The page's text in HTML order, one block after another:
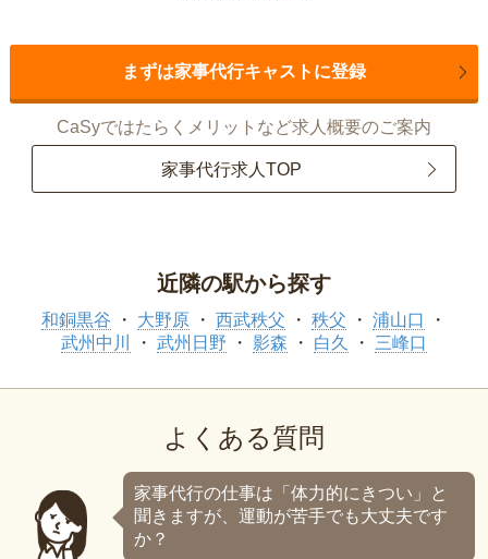
まずは家事代行キャストに登録
CaSyではたらくメリットなど求人概要のご案内
家事代行求人TOP
近隣の駅から探す
和銅黒谷 大野原 西武秩父 秩父
浦山口
武州中川
武州日野 影森 白久 三峰口
よくある質問
家事代行の仕事は「体力的にきつい」と
聞きますが、運動が苦手でも大丈夫です
か？